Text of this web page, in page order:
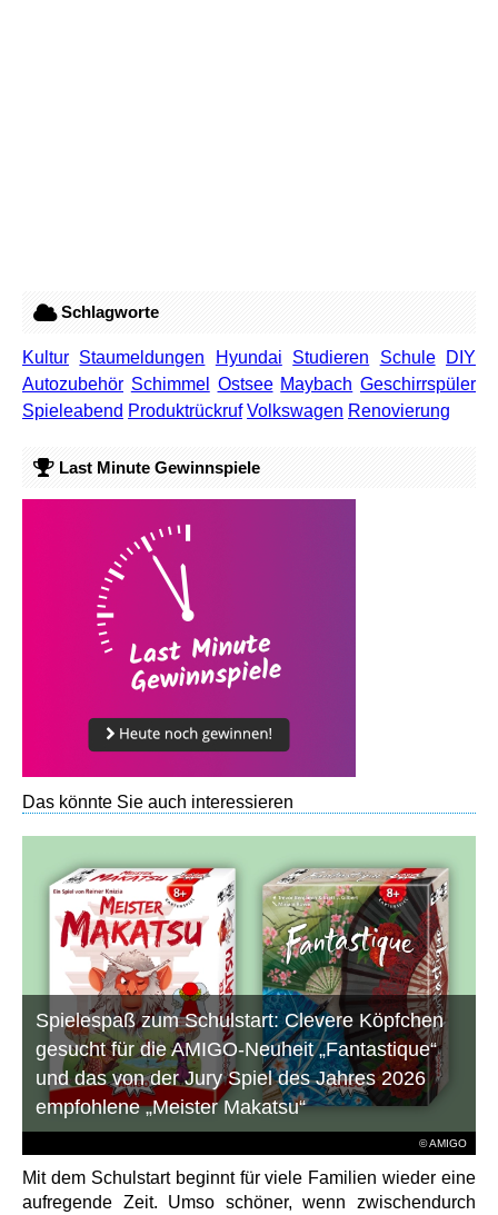
Schlagworte
Kultur Staumeldungen Hyundai Studieren Schule
DIY
Autozubehör Schimmel Ostsee Maybach Geschirrspüler
Spieleabend Produktrückruf Volkswagen Renovierung
Last Minute Gewinnspiele
Das könnte Sie auch interessieren
© AMIGO
Spielespaß zum Schulstart: Clevere Köpfchen
gesucht für die AMIGO-Neuheit „Fantastique“
und das von der Jury Spiel des Jahres 2026
empfohlene „Meister Makatsu“
Mit dem Schulstart beginnt für viele Familien wieder eine
aufregende Zeit. Umso schöner, wenn zwischendurch